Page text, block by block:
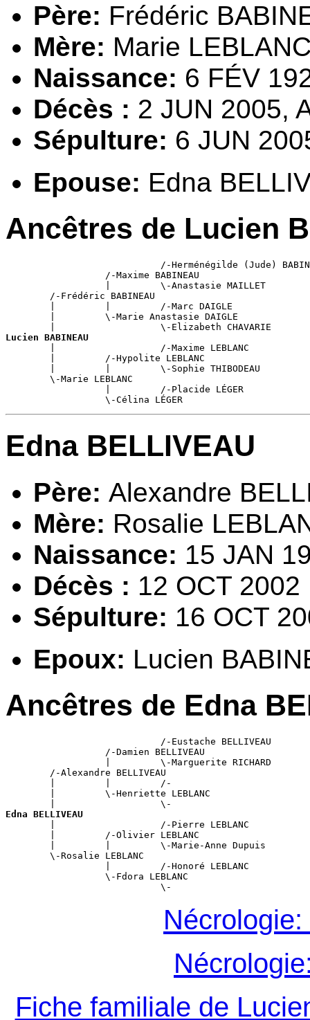
Père: Frédéric
Mère: Marie
Naissance: 6 FÉV
Décès : 2 JUN 2005,
Sépulture: 6 JUN
Epouse: Edna
Ancêtres de Lucien
/-Herménégilde (Jude)
                  /-Maxime BABINEAU
                  |         \-Anastasie MAILLET
        /-Frédéric BABINEAU
        |         |         /-Marc DAIGLE
        |         \-Marie Anastasie DAIGLE
Lucien BABINEAU
|                   /-Maxime LEBLANC
        |         /-Hypolite LEBLANC
        |         |         \-Sophie THIBODEAU
        \-Marie LEBLANC
                  |         /-Placide LÉGER
Edna BELLIVEAU
Père: Alexandre
Mère: Rosalie
Naissance: 15 JAN
Décès : 12 OCT 2002
Sépulture: 16 OCT
Epoux: Lucien
Ancêtres de Edna
                            /-Eustache BELLIVEAU
                  /-Damien BELLIVEAU
                  |         \-Marguerite RICHARD
        /-Alexandre BELLIVEAU
        |         |         /-
        |         \-Henriette LEBLANC
Edna BELLIVEAU
|                   /-Pierre LEBLANC
        |         /-Olivier LEBLANC
        |         |         \-Marie-Anne Dupuis
        \-Rosalie LEBLANC
                  |         /-Honoré LEBLANC
                  \-Fdora LEBLANC
Fiche familiale de